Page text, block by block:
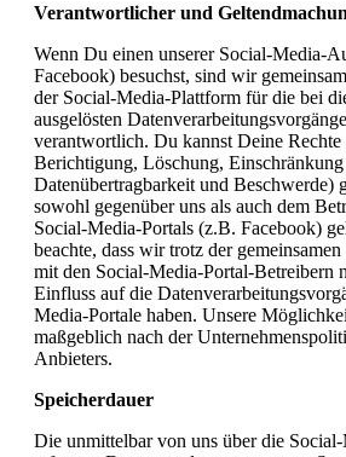
Verantwortlicher und
Wenn Du einen unserer Social-Media-
Facebook) besuchst, sind wir
der Social-Media-Plattform für die bei
ausgelösten Datenverarbeitungsvorgänge
verantwortlich. Du kannst Deine
Berichtigung, Löschung,
Datenübertragbarkeit und Beschwerde)
sowohl gegenüber uns als auch dem
Social-Media-Portals (z.B. Facebook)
beachte, dass wir trotz der
mit den Social-Media-Portal-Betreibern
Einfluss auf die
Media-Portale haben. Unsere
maßgeblich nach der
Anbieters.
Speicherdauer
Die unmittelbar von uns über die Social-